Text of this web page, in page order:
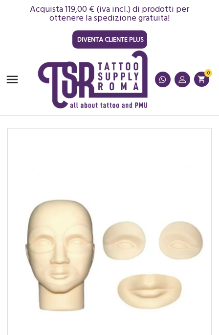
Acquista 119,00 € (iva incl.) di prodotti per
ottenere la spedizione gratuita!
DIVENTA CLIENTE PLUS
 shopping_cart
0